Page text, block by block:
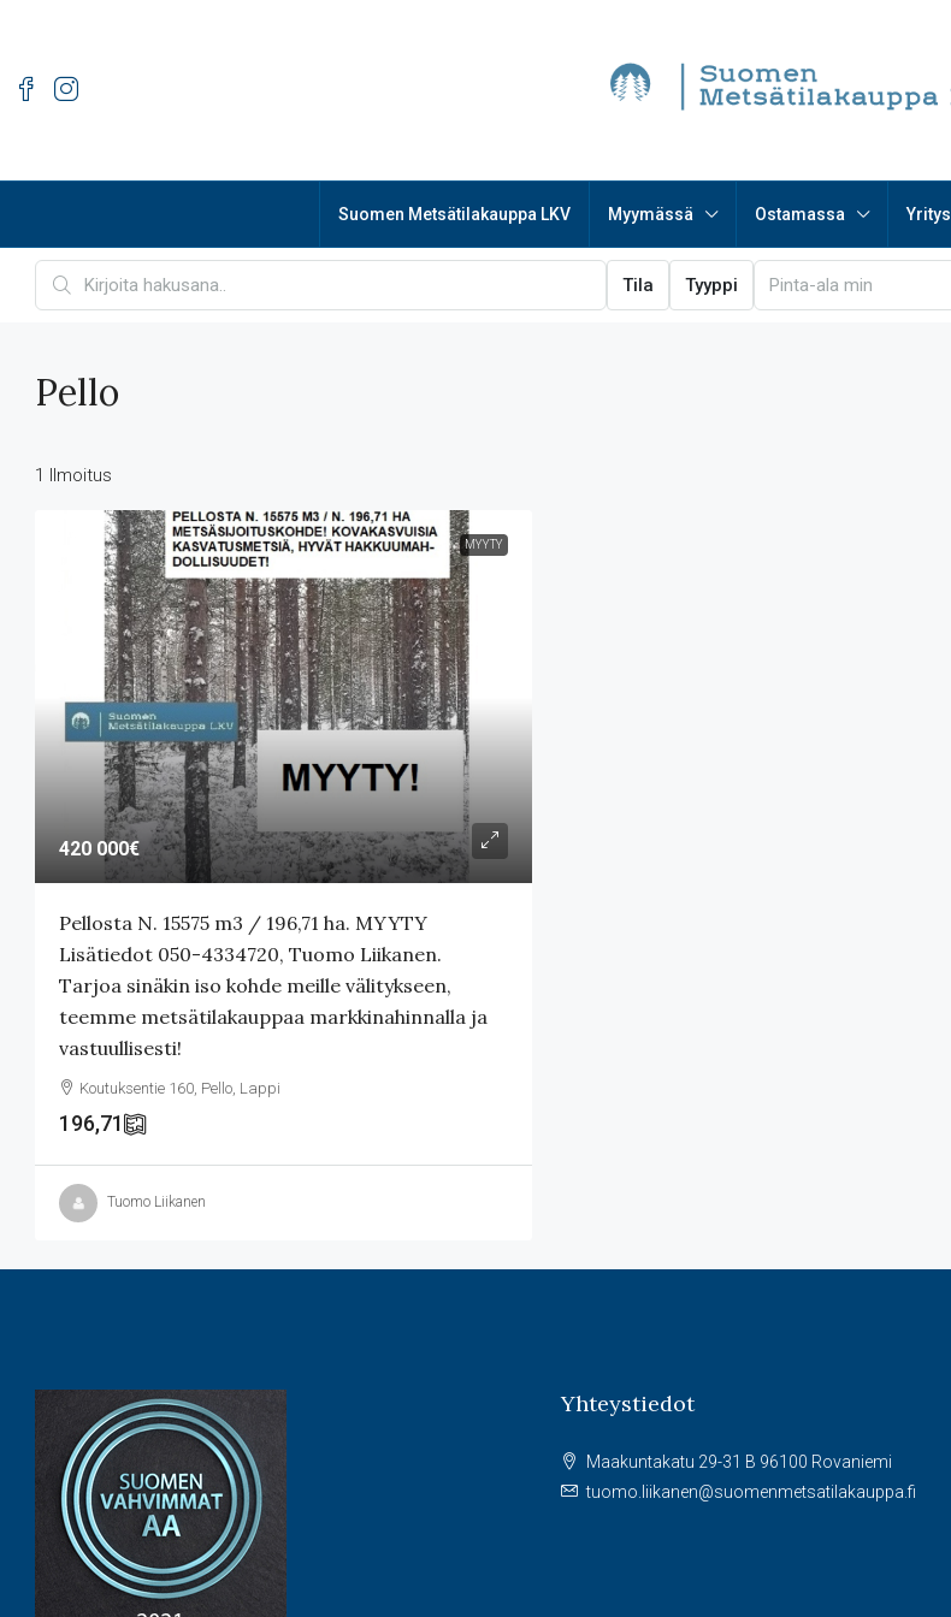
Suomen Metsätilakauppa LKV Myymässä Ostamassa Yritys
Tila Tyyppi
Pello
1 Ilmoitus
MYYTY
420 000€
Pellosta N. 15575 m3 / 196,71 ha. MYYTY
Lisätiedot 050-4334720, Tuomo Liikanen.
Tarjoa sinäkin iso kohde meille välitykseen,
teemme metsätilakauppaa markkinahinnalla ja
vastuullisesti!
Koutuksentie 160, Pello, Lappi
196,71
Tuomo Liikanen
Yhteystiedot
Maakuntakatu 29-31 B 96100 Rovaniemi
tuomo.liikanen@suomenmetsatilakauppa.fi